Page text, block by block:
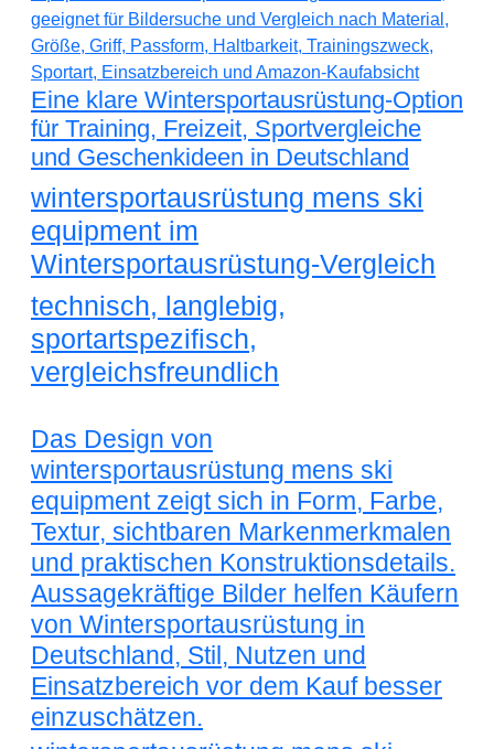
Eine klare Wintersportausrüstung-Option
für Training, Freizeit, Sportvergleiche
und Geschenkideen in Deutschland
wintersportausrüstung mens ski
equipment im
Wintersportausrüstung-Vergleich
technisch, langlebig,
sportartspezifisch,
vergleichsfreundlich
Das Design von
wintersportausrüstung mens ski
equipment zeigt sich in Form, Farbe,
Textur, sichtbaren Markenmerkmalen
und praktischen Konstruktionsdetails.
Aussagekräftige Bilder helfen Käufern
von Wintersportausrüstung in
Deutschland, Stil, Nutzen und
Einsatzbereich vor dem Kauf besser
einzuschätzen.